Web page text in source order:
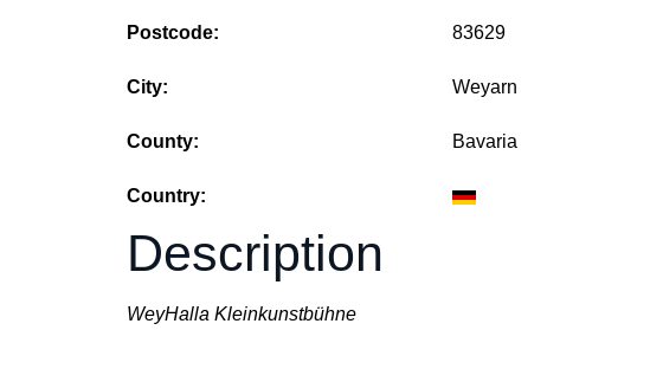
Postcode: 83629
City: Weyarn
County: Bavaria
Country:
Description
WeyHalla Kleinkunstbühne